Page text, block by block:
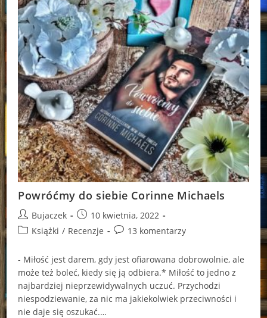
Powróćmy do siebie Corinne Michaels
Post
author:
Bujaczek
Post
published:
10 kwietnia, 2022
PostKsiążki / Recenzje
Post13 komentarzy
- Miłość jest darem, gdy jest ofiarowana dobrowolnie, ale
może też boleć, kiedy się ją odbiera.* Miłość to jedno z
najbardziej nieprzewidywalnych uczuć. Przychodzi
niespodziewanie, za nic ma jakiekolwiek przeciwności i
nie daje się oszukać.…